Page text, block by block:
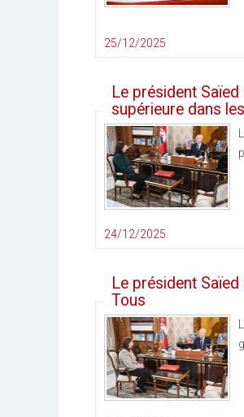
25/12/2025
Le président
supérieure dans
24/12/2025
Le président
Tous